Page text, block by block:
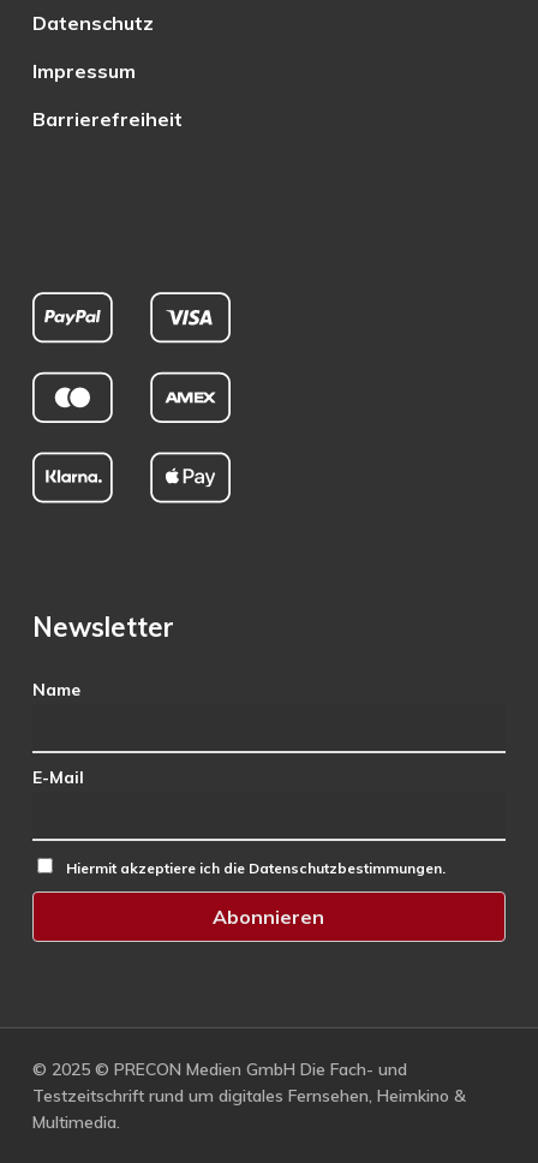
Datenschutz
Impressum
Barrierefreiheit
Newsletter
Name
E-Mail
Hiermit akzeptiere ich die Datenschutzbestimmungen.
© 2025 © PRECON Medien GmbH Die Fach- und
Testzeitschrift rund um digitales Fernsehen, Heimkino &
Multimedia.